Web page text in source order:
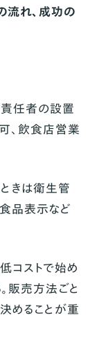
流れ、成功の
任者の設置
、飲食店営業
きは衛生管
品表示など
コストで始め
販売方法ごと
めることが重